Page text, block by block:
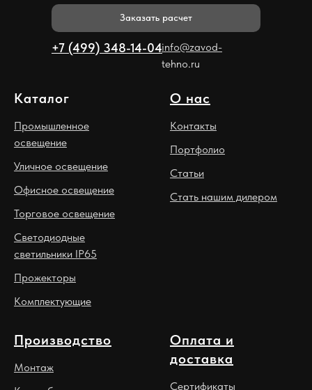
+7 (499) 348-14-04info@zavod-
tehno.ru
Заказать расчет
Каталог
Промышленное
освещение
Уличное освещение
Офисное освещение
Торговое освещение
Светодиодные
светильники IP65
Прожекторы
Комплектующие
О нас
Контакты
Портфолио
Статьи
Стать нашим дилером
Производство
Монтаж
Оплата и
доставка
Сертификаты